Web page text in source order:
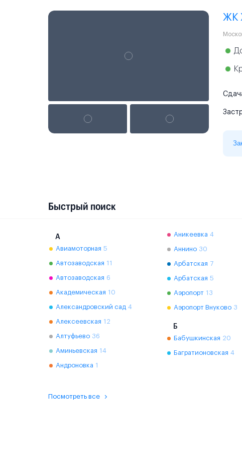
ЖК
Быстрый поиск
А
Авиамоторная 5
Автозаводская 11
Автозаводская 6
Академическая 10
Александровский сад 4
Алексеевская 12
Алтуфьево 36
Аминьевская 14
Андроновка 1
Аникеевка 4
Аннино 30
Арбатская 7
Арбатская 5
Аэропорт 13
Аэропорт Внуково 3
Б
Бабушкинская 20
Багратионовская 4
Посмотреть все